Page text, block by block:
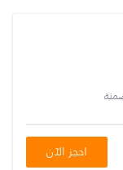
احجز الآن